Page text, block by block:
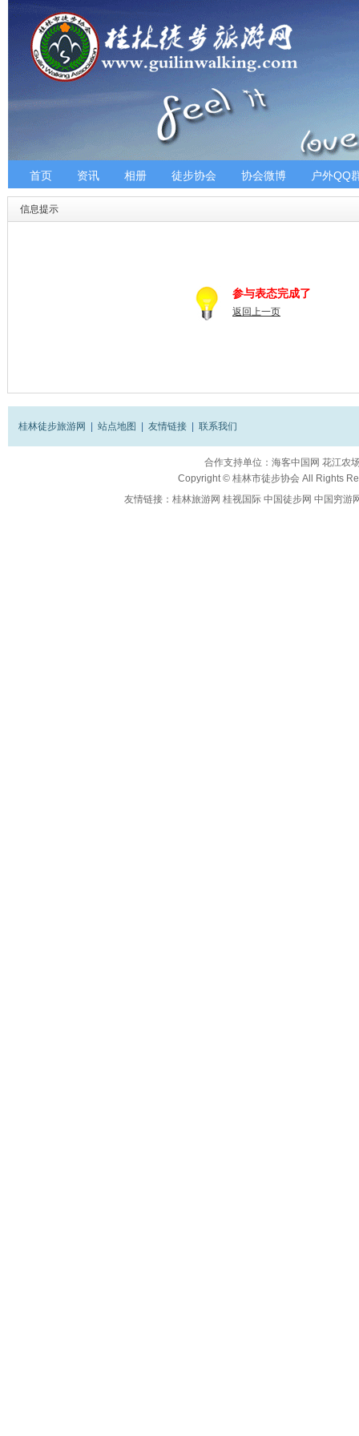
首页 资讯 相册 徒步协会 协会微博 户外QQ
信息提示
参与表态完成了
返回上一页
桂林徒步旅游网 站点地图 友情链接 联系我们
合作支持单位： 海客中国网 花江农
Copyright © 桂林市徒步协会All Rights
友情链接： 桂林旅游网 桂视国际 中国徒步网 中国穷游